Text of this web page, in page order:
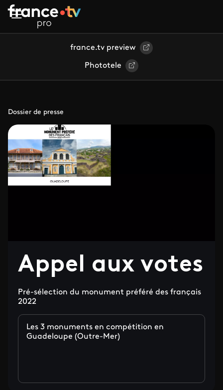
Aller au contenu principal
france.tv preview
Phototele
Dossier de presse
Appel aux votes
Pré-sélection du monument préféré des français
2022
Les 3 monuments en compétition en
Guadeloupe (Outre-Mer)